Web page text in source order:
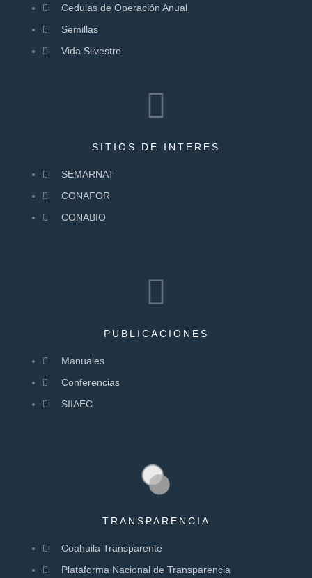
Cedulas de Operación Anual
Semillas
Vida Silvestre
SITIOS DE INTERES
SEMARNAT
CONAFOR
CONABIO
PUBLICACIONES
Manuales
Conferencias
SIIAEC
TRANSPARENCIA
Coahuila Transparente
Plataforma Nacional de Transparencia